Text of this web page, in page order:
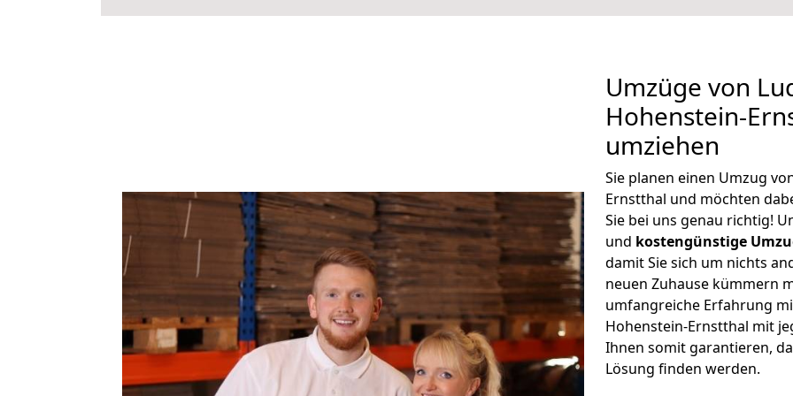
Umzüge von
Hohenstein-
umziehen
Sie planen einen Umzug
Ernstthal und möchten
Sie bei uns genau richtig!
und kostengünstige
damit Sie sich um nichts
neuen Zuhause kümmern
umfangreiche Erfahrung
Hohenstein-Ernstthal mit
Ihnen somit garantieren,
Lösung finden werden.